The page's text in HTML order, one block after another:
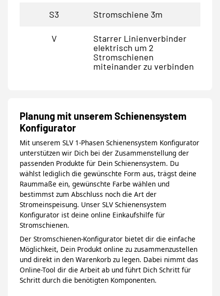
S3 Stromschiene 3m
V
Starrer Linienverbinder
elektrisch um 2
Stromschienen
miteinander zu verbinden
Planung mit unserem Schienensystem
Konfigurator
Mit unserem SLV 1-Phasen Schienensystem Konfigurator
unterstützen wir Dich bei der Zusammenstellung der
passenden Produkte für Dein Schienensystem. Du
wählst lediglich die gewünschte Form aus, trägst deine
Raummaße ein, gewünschte Farbe wählen und
bestimmst zum Abschluss noch die Art der
Stromeinspeisung. Unser SLV Schienensystem
Konfigurator ist deine online Einkaufshilfe für
Stromschienen.
Der Stromschienen-Konfigurator bietet dir die einfache
Möglichkeit, Dein Produkt online zu zusammenzustellen
und direkt in den Warenkorb zu legen. Dabei nimmt das
Online-Tool dir die Arbeit ab und führt Dich Schritt für
Schritt durch die benötigten Komponenten.